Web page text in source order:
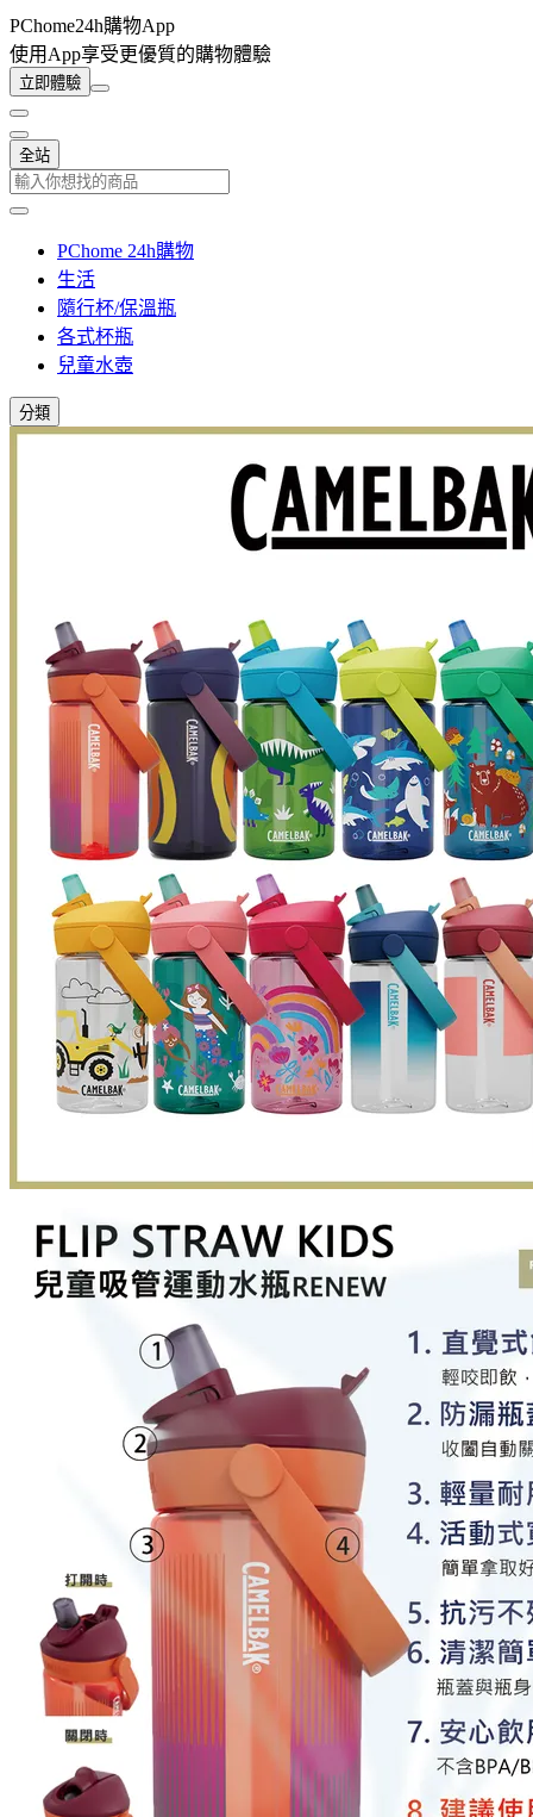
PChome24h購物App
使用App享受更優質的購物體驗
立即體驗
全站
PChome 24h購物
生活
隨行杯/保溫瓶
各式杯瓶
兒童水壺
分類